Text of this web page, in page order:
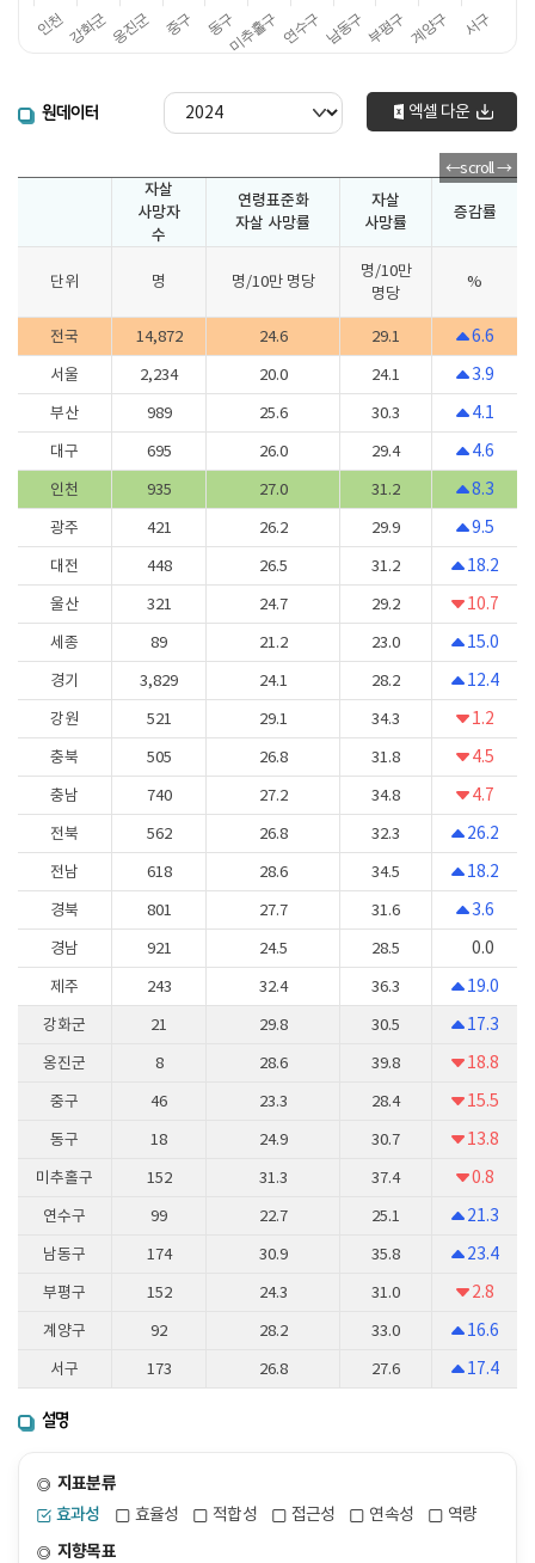
원데이터 엑셀 다운
자살
사망자
수
연령표준화
자살 사망률
자살
사망률
증감률
단위 명 명/10만 명당
명/10만
명당
%
전국 14,872 24.6 29.1 6.6
서울 2,234 20.0 24.1 3.9
부산 989 25.6 30.3 4.1
대구 695 26.0 29.4 4.6
인천 935 27.0 31.2 8.3
광주 421 26.2 29.9 9.5
대전 448 26.5 31.2 18.2
울산 321 24.7 29.2 10.7
세종 89 21.2 23.0 15.0
경기 3,829 24.1 28.2 12.4
강원 521 29.1 34.3 1.2
충북 505 26.8 31.8 4.5
충남 740 27.2 34.8 4.7
전북 562 26.8 32.3 26.2
전남 618 28.6 34.5 18.2
경북 801 27.7 31.6 3.6
경남 921 24.5 28.5 0.0
제주 243 32.4 36.3 19.0
강화군 21 29.8 30.5 17.3
옹진군 8 28.6 39.8 18.8
중구 46 23.3 28.4 15.5
동구 18 24.9 30.7 13.8
미추홀구 152 31.3 37.4 0.8
연수구 99 22.7 25.1 21.3
남동구 174 30.9 35.8 23.4
부평구 152 24.3 31.0 2.8
계양구 92 28.2 33.0 16.6
서구 173 26.8 27.6 17.4
설명
지표분류
효과성
효율성 적합성 접근성 연속성
역량
지향목표